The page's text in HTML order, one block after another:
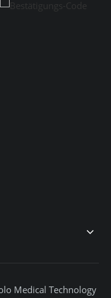
Medical Technology